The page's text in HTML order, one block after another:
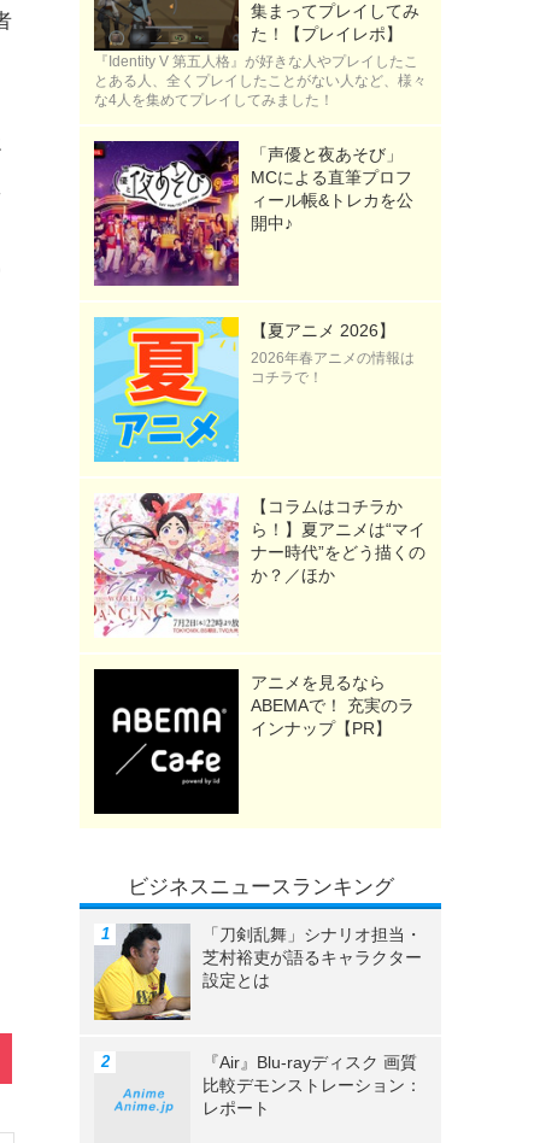
集まってプレイしてみ
た！【プレイレポ】
『Identity V 第五人格』が好きな人やプレイしたこ
とある人、全くプレイしたことがない人など、様々
な4人を集めてプレイしてみました！
「声優と夜あそび」
MCによる直筆プロフ
ィール帳&トレカを公
開中♪
【夏アニメ 2026】
2026年春アニメの情報は
コチラで！
【コラムはコチラか
ら！】夏アニメは“マイ
ナー時代”をどう描くの
か？／ほか
アニメを見るなら
ABEMAで！ 充実のラ
インナップ【PR】
ビジネスニュースランキング
「刀剣乱舞」シナリオ担当・
芝村裕吏が語るキャラクター
設定とは
『Air』Blu-rayディスク 画質
比較デモンストレーション：
レポート